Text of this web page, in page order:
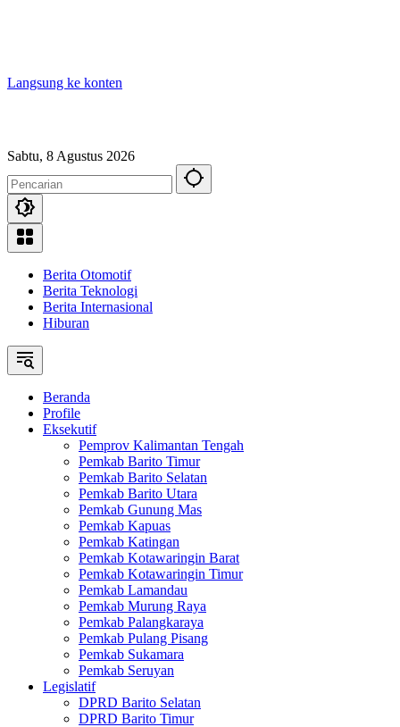
Langsung ke konten
Sabtu, 8 Agustus 2026
Berita Otomotif
Berita Teknologi
Berita Internasional
Hiburan
Beranda
Profile
Eksekutif
Pemprov Kalimantan Tengah
Pemkab Barito Timur
Pemkab Barito Selatan
Pemkab Barito Utara
Pemkab Gunung Mas
Pemkab Kapuas
Pemkab Katingan
Pemkab Kotawaringin Barat
Pemkab Kotawaringin Timur
Pemkab Lamandau
Pemkab Murung Raya
Pemkab Palangkaraya
Pemkab Pulang Pisang
Pemkab Sukamara
Pemkab Seruyan
Legislatif
DPRD Barito Selatan
DPRD Barito Timur